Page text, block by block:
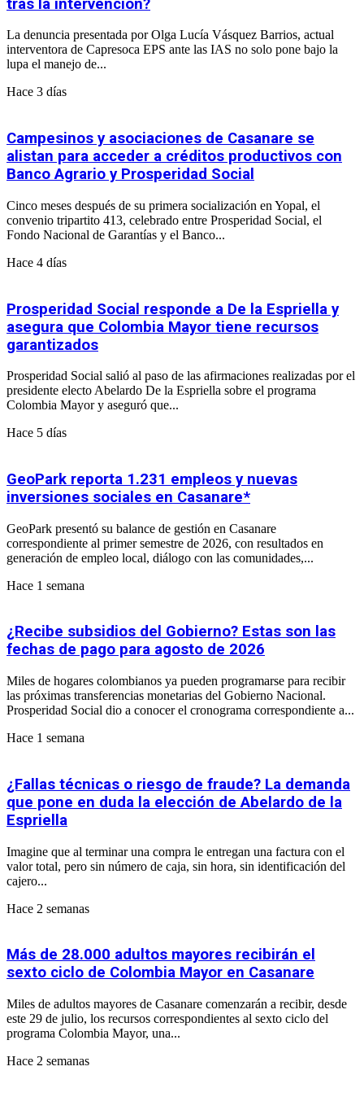
tras la intervención?
La denuncia presentada por Olga Lucía Vásquez Barrios, actual
interventora de Capresoca EPS ante las IAS no solo pone bajo la
lupa el manejo de...
Hace 3 días
Campesinos y asociaciones de Casanare se
alistan para acceder a créditos productivos con
Banco Agrario y Prosperidad Social
Cinco meses después de su primera socialización en Yopal, el
convenio tripartito 413, celebrado entre Prosperidad Social, el
Fondo Nacional de Garantías y el Banco...
Hace 4 días
Prosperidad Social responde a De la Espriella y
asegura que Colombia Mayor tiene recursos
garantizados
Prosperidad Social salió al paso de las afirmaciones realizadas por el
presidente electo Abelardo De la Espriella sobre el programa
Colombia Mayor y aseguró que...
Hace 5 días
GeoPark reporta 1.231 empleos y nuevas
inversiones sociales en Casanare*
GeoPark presentó su balance de gestión en Casanare
correspondiente al primer semestre de 2026, con resultados en
generación de empleo local, diálogo con las comunidades,...
Hace 1 semana
¿Recibe subsidios del Gobierno? Estas son las
fechas de pago para agosto de 2026
Miles de hogares colombianos ya pueden programarse para recibir
las próximas transferencias monetarias del Gobierno Nacional.
Prosperidad Social dio a conocer el cronograma correspondiente a...
Hace 1 semana
¿Fallas técnicas o riesgo de fraude? La demanda
que pone en duda la elección de Abelardo de la
Espriella
Imagine que al terminar una compra le entregan una factura con el
valor total, pero sin número de caja, sin hora, sin identificación del
cajero...
Hace 2 semanas
Más de 28.000 adultos mayores recibirán el
sexto ciclo de Colombia Mayor en Casanare
Miles de adultos mayores de Casanare comenzarán a recibir, desde
este 29 de julio, los recursos correspondientes al sexto ciclo del
programa Colombia Mayor, una...
Hace 2 semanas